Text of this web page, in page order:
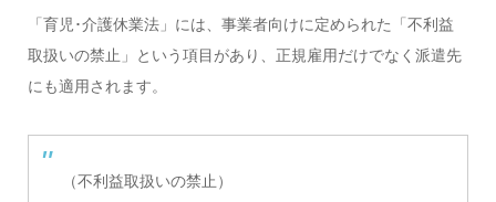
「育児･介護休業法」には、事業者向けに定められた「不利益
取扱いの禁止」という項目があり、正規雇用だけでなく派遣先
にも適用されます。
（不利益取扱いの禁止）